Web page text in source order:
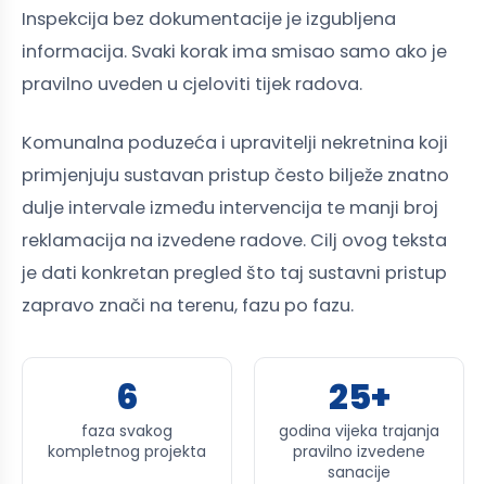
Inspekcija bez dokumentacije je izgubljena
informacija. Svaki korak ima smisao samo ako je
pravilno uveden u cjeloviti tijek radova.
Komunalna poduzeća i upravitelji nekretnina koji
primjenjuju sustavan pristup često bilježe znatno
dulje intervale između intervencija te manji broj
reklamacija na izvedene radove. Cilj ovog teksta
je dati konkretan pregled što taj sustavni pristup
zapravo znači na terenu, fazu po fazu.
6
faza svakog
kompletnog projekta
25+
godina vijeka trajanja
pravilno izvedene
sanacije